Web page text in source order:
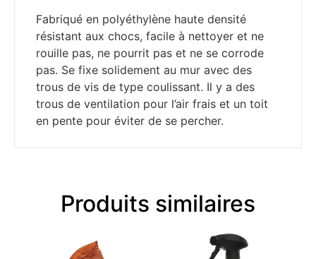
Fabriqué en polyéthylène haute densité
résistant aux chocs, facile à nettoyer et ne
rouille pas, ne pourrit pas et ne se corrode
pas. Se fixe solidement au mur avec des
trous de vis de type coulissant. Il y a des
trous de ventilation pour l’air frais et un toit
en pente pour éviter de se percher.
Produits similaires